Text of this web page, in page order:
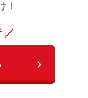
！
／